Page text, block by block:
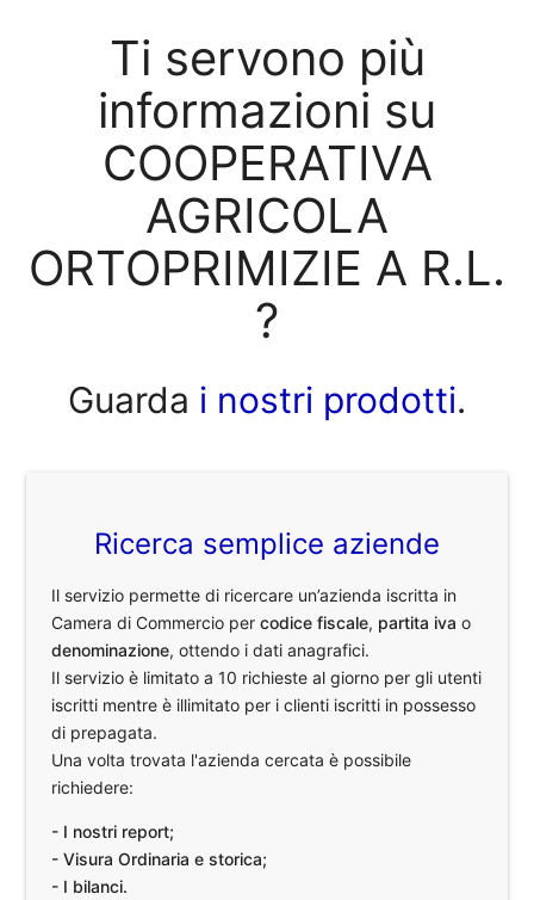
Ti servono più
informazioni su
COOPERATIVA
AGRICOLA
ORTOPRIMIZIE A R.L.
?
Guarda i nostri prodotti.
Ricerca semplice aziende
Il servizio permette di ricercare un’azienda iscritta in
Camera di Commercio percodice fiscale, partita iva o
denominazione, ottendo i dati anagrafici.
Il servizio è limitato a 10 richieste al giorno per gli utenti
iscritti mentre è illimitato per i clienti iscritti in possesso
di prepagata.
Una volta trovata l'azienda cercata è possibile
richiedere:
- I nostri report;
- Visura Ordinaria e storica;
- I bilanci.